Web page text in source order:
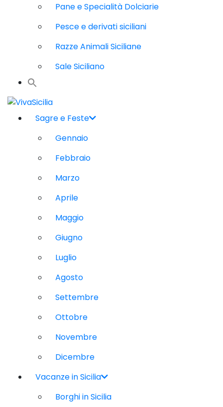
Pane e Specialità Dolciarie
Pesce e derivati siciliani
Razze Animali Siciliane
Sale Siciliano
Sagre e Feste
Gennaio
Febbraio
Marzo
Aprile
Maggio
Giugno
Luglio
Agosto
Settembre
Ottobre
Novembre
Dicembre
Vacanze in Sicilia
Borghi in Sicilia